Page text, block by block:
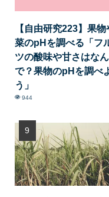
【自由研究223】果物
菜のpHを調べる「フ
ツの酸味や甘さはなん
で？果物のpHを調べ
う」
944